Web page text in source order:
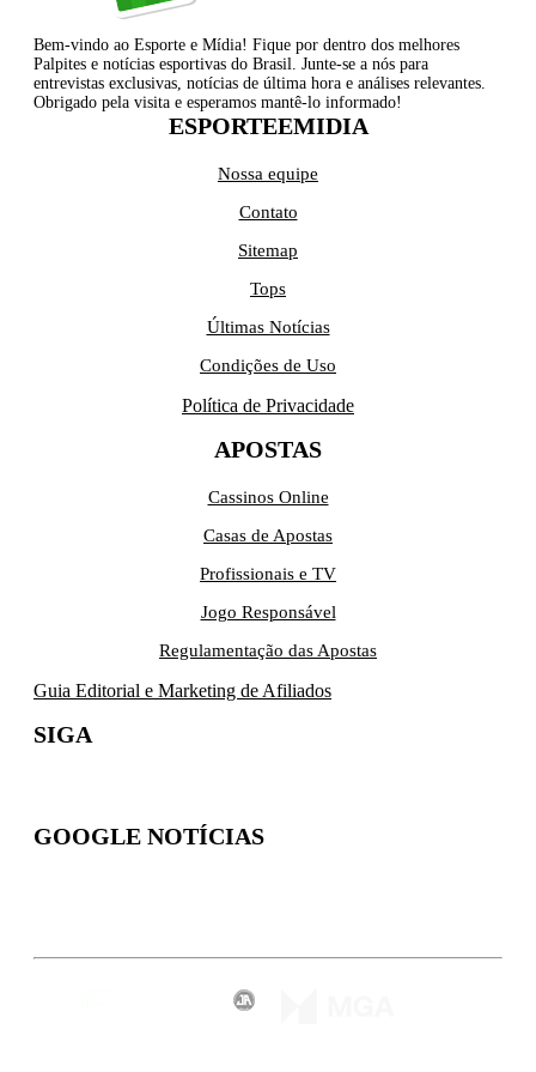
Bem-vindo ao Esporte e Mídia! Fique por dentro dos melhores
Palpites e notícias esportivas do Brasil. Junte-se a nós para
entrevistas exclusivas, notícias de última hora e análises relevantes.
Obrigado pela visita e esperamos mantê-lo informado!
ESPORTEEMIDIA
Nossa equipe
Contato
Sitemap
Tops
Últimas Notícias
Condições de Uso
Política de Privacidade
APOSTAS
Cassinos Online
Casas de Apostas
Profissionais e TV
Jogo Responsável
Regulamentação das Apostas
Guia Editorial e Marketing de Afiliados
SIGA
GOOGLE NOTÍCIAS